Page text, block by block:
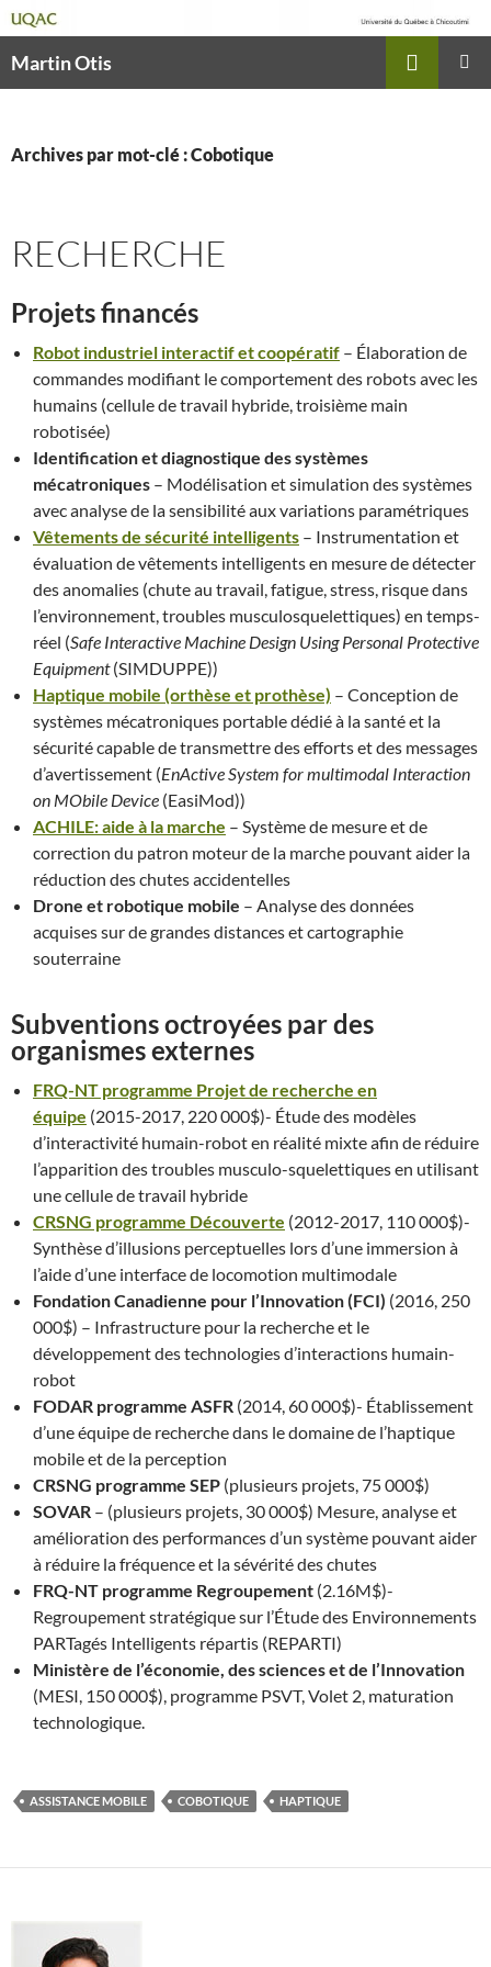
Martin Otis
Archives par mot-clé : Cobotique
RECHERCHE
Projets financés
Robot industriel interactif et coopératif – Élaboration de
commandes modifiant le comportement des robots avec les
humains (cellule de travail hybride, troisième main
robotisée)
Identification et diagnostique des systèmes
mécatroniques – Modélisation et simulation des systèmes
avec analyse de la sensibilité aux variations paramétriques
Vêtements de sécurité intelligents – Instrumentation et
évaluation de vêtements intelligents en mesure de détecter
des anomalies (chute au travail, fatigue, stress, risque dans
l’environnement, troubles musculosquelettiques) en temps-
réel (Safe Interactive Machine Design Using Personal Protective
Equipment(SIMDUPPE))
Haptique mobile (orthèse et prothèse) – Conception de
systèmes mécatroniques portable dédié à la santé et la
sécurité capable de transmettre des efforts et des messages
d’avertissement (EnActive System for multimodal Interaction
on MObile Device (EasiMod))
ACHILE: aide à la marche – Système de mesure et de
correction du patron moteur de la marche pouvant aider la
réduction des chutes accidentelles
Drone et robotique mobile – Analyse des données
acquises sur de grandes distances et cartographie
souterraine
Subventions octroyées par des
organismes externes
FRQ-NT programme Projet de recherche en
équipe (2015-2017, 220 000$)- Étude des modèles
d’interactivité humain-robot en réalité mixte afin de réduire
l’apparition des troubles musculo-squelettiques en utilisant
une cellule de travail hybride
CRSNG programme Découverte (2012-2017, 110 000$)-
Synthèse d’illusions perceptuelles lors d’une immersion à
l’aide d’une interface de locomotion multimodale
Fondation Canadienne pour l’Innovation (FCI) (2016, 250
000$) – Infrastructure pour la recherche et le
développement des technologies d’interactions humain-
robot
FODAR programme ASFR (2014, 60 000$)- Établissement
d’une équipe de recherche dans le domaine de l’haptique
mobile et de la perception
CRSNG programme SEP (plusieurs projets, 75 000$)
SOVAR – (plusieurs projets, 30 000$) Mesure, analyse et
amélioration des performances d’un système pouvant aider
à réduire la fréquence et la sévérité des chutes
FRQ-NT programme Regroupement (2.16M$)-
Regroupement stratégique sur l’Étude des Environnements
PARTagés Intelligents répartis (REPARTI)
Ministère de l’économie, des sciences et de l’Innovation
(MESI, 150 000$), programme PSVT, Volet 2, maturation
technologique.
ASSISTANCE MOBILE COBOTIQUE HAPTIQUE